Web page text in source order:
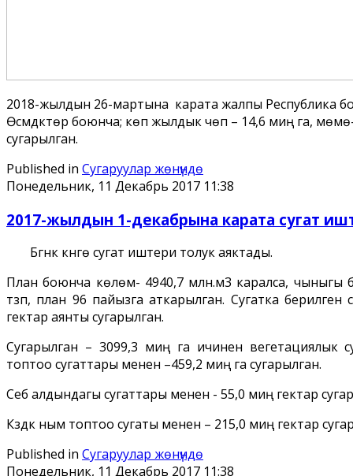
2018-жылдын 26-мартына карата жалпы Республика
Өсүмдүктөр боюнча; көп жылдык чөп – 14,6 миң га,
сугарылган.
Published in Сугаруулар жѳнүндѳ
Понедельник, 11 Декабрь 2017 11:38
2017-жылдын 1-декабрына карата сугат
Бүгүнкү күнгө сугат иштери толук аяктады.
План боюнча көлөмү- 4940,7 млн.м3 каралса, чыныгы
түзүп, план 96 пайызга аткарылган. Сугатка
гектар аянты сугарылган.
Сугарылган – 3099,3 миң га ичинен вегетациялык
топтоо сугаттары менен –459,2 миң га сугарылган.
Себүү алдындагы сугаттары менен - 55,0 миң гектар
Күздүк ным топтоо сугаты менен – 215,0 миң гектар
Published in Сугаруулар жѳнүндѳ
Понедельник, 11 Декабрь 2017 11:38